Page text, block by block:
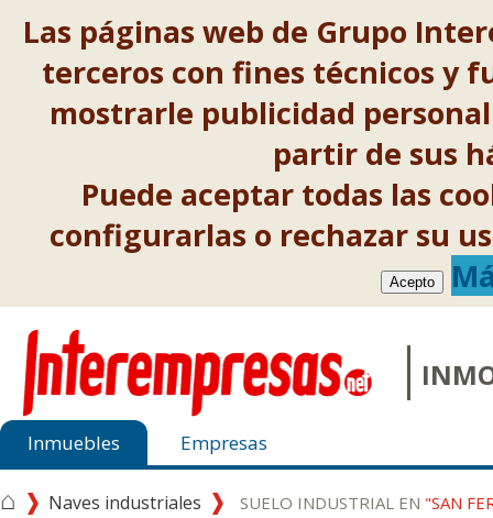
Las páginas web de Grupo
terceros con fines técnicos y
mostrarle publicidad
partir de sus
Puede aceptar todas las
configurarlas o rechazar su
Acepto
Inmuebles Empresas
⌂ Naves industriales SUELO INDUSTRIAL EN "SAN